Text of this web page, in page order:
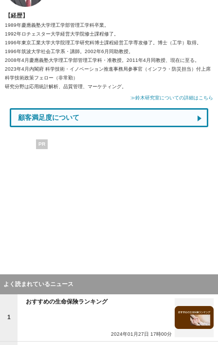
【経歴】
1989年慶應義塾大学理工学部管理工学科卒業。
1992年ロチェスター大学経営大学院修士課程修了。
1996年東京工業大学大学院理工学研究科博士課程経営工学専攻修了。博士（工学）取得。
1996年筑波大学社会工学系・講師。2002年6月同助教授。
2008年4月慶應義塾大学理工学部管理工学科・准教授。2011年4月同教授、現在に至る。
2023年4月内閣府 科学技術・イノベーション推進事務局参事官（インフラ・防災担当）付上席
科学技術政策フェロー（非常勤）
研究分野は応用統計解析、品質管理、マーケティング。
≫鈴木研究室についての詳細はこちら
顧客満足度について
PR
よく読まれているニュース
1
おすすめの生命保険ランキング
2024年01月27日 17時00分